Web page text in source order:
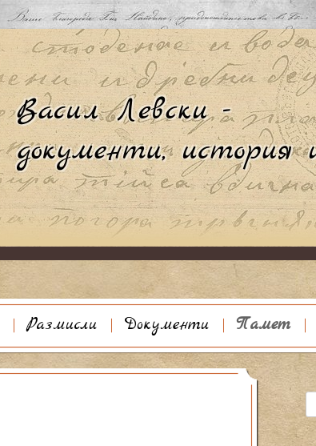
Към съдържанието
Размисли Документи Памет
Галерия